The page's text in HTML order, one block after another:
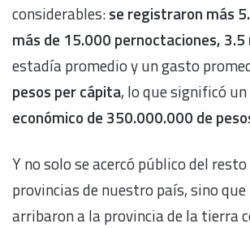
considerables:se registraron más
más de 15.000 pernoctaciones, 3.5
estadía promedio y un gasto
pesos per cápita, lo que significó un
económico de 350.000.000 de
Y no solo se acercó público del
provincias de nuestro país, sino
arribaron a la provincia de la tierra